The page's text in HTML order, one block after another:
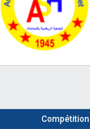
Compétition